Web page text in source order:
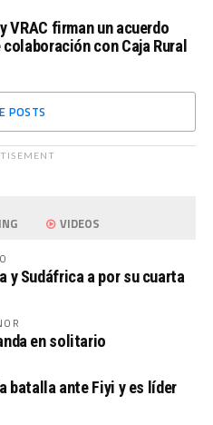
VRAC firman un acuerdo
con Caja Rural
POSTS
VIDEOS
y Sudáfrica a por su cuarta
en solitario
batalla ante Fiyi y es líder